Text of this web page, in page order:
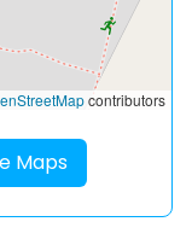
contributors
Maps